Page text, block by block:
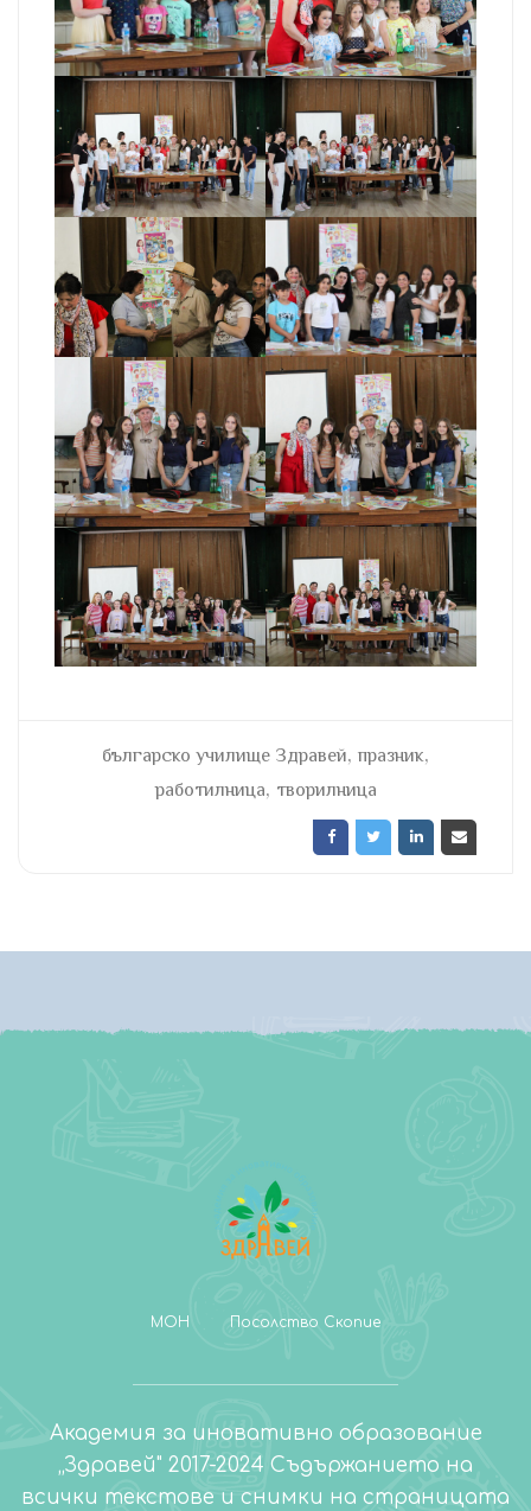
българско училище Здравей, празник,
работилница, творилница
МОН Посолство Скопие
Академия за иновативно образование
„Здравей" 2017-2024 Съдържанието на
всички текстове и снимки на страницата